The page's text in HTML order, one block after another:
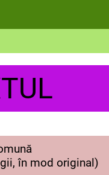
în mod original)